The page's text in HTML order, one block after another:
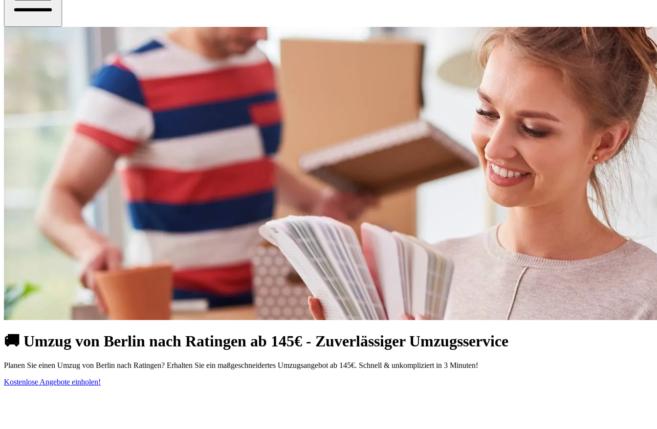
🚚 Umzug von Berlin nach Ratingen ab 145€ - Zuverlässiger Umzugsservice
Planen Sie einen Umzug von Berlin nach Ratingen? Erhalten Sie ein maßgeschneidertes Umzugsangebot ab 145€. Schnell & unkompliziert in 3 Minuten!
Kostenlose Angebote einholen!